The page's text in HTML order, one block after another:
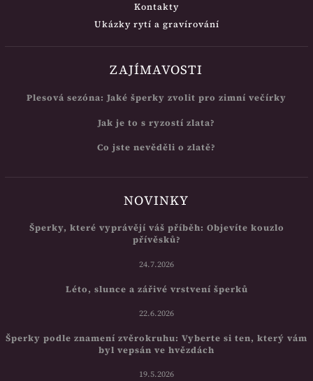
Kontakty
Ukázky rytí a gravírování
ZAJÍMAVOSTI
Plesová sezóna: Jaké šperky zvolit pro zimní večírky
Jak je to s ryzostí zlata?
Co jste nevěděli o zlatě?
NOVINKY
Šperky, které vyprávějí váš příběh: Objevíte kouzlo
přívěsků?
24.7.2026
Léto, slunce a zářivé vrstvení šperků
22.6.2026
Šperky podle znamení zvěrokruhu: Vyberte si ten, který vám
byl vepsán ve hvězdách
19.5.2026